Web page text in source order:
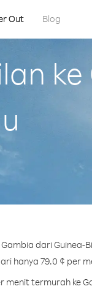
Out Blog
dari Guinea-
hanya 79.0 ¢ per
menit termurah ke